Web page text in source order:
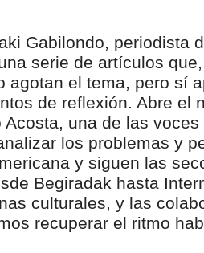
Gabilondo, periodista
serie de artículos que,
agotan el tema, pero sí
de reflexión. Abre el
Acosta, una de las
los problemas y
y siguen las
Begiradak hasta
culturales, y las
recuperar el ritmo